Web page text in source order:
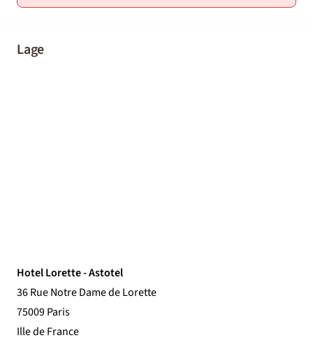
Lage
Hotel Lorette - Astotel
36 Rue Notre Dame de Lorette
75009 Paris
Ille de France